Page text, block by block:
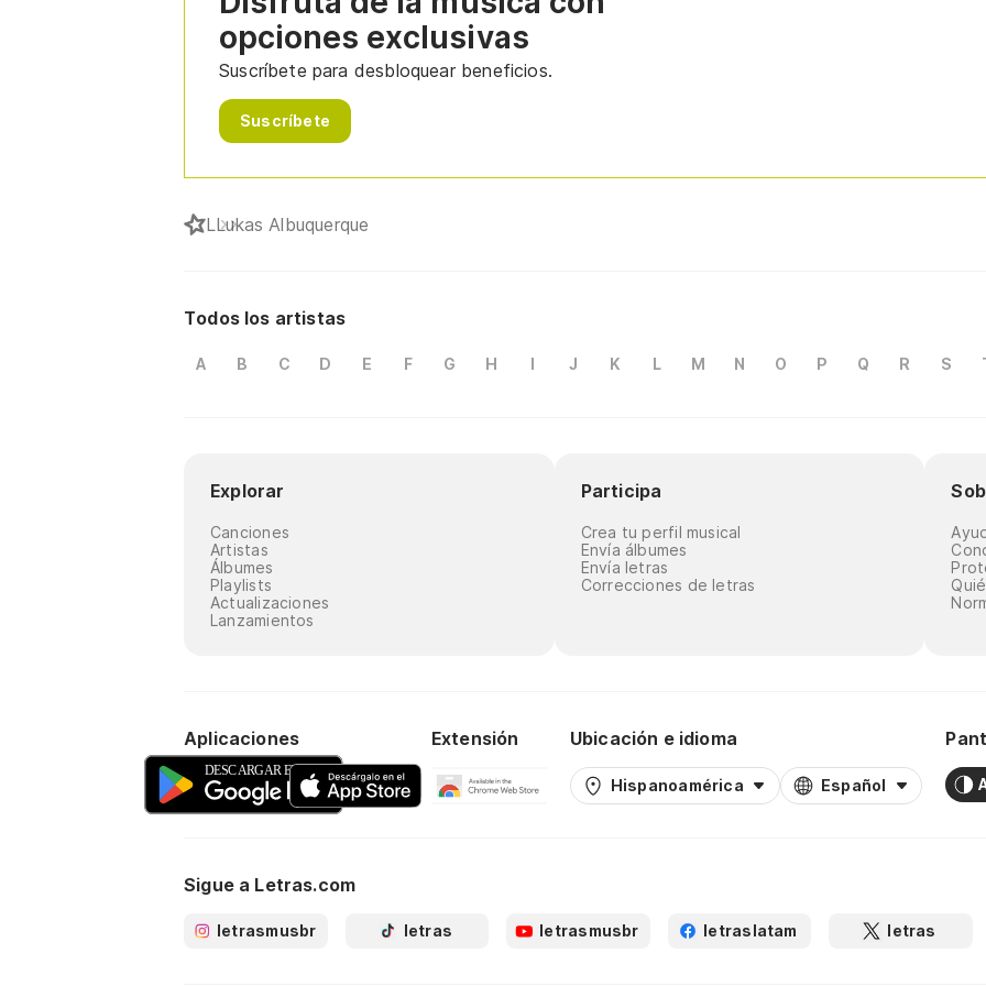
opciones exclusivas
Suscríbete para desbloquear beneficios.
Suscríbete
LLukas Albuquerque
Todos los artistas
A B C D E F G H I J K L M N O P Q R S
Explorar
Canciones
Artistas
Álbumes
Playlists
Actualizaciones
Lanzamientos
Participa
Crea tu perfil musical
Envía álbumes
Envía letras
Correcciones de letras
Aplicaciones Extensión Ubicación e idioma
Hispanoamérica Español
Sigue a Letras.com
letrasmusbr letras letrasmusbr letraslatam letras